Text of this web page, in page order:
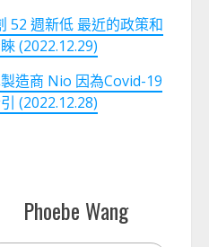
52 週新低 最近的政策和
(2022.12.29)
造商 Nio 因為Covid-19
(2022.12.28)
Phoebe Wang